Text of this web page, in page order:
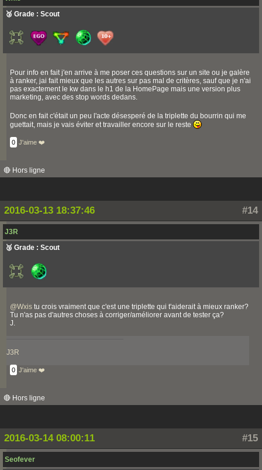
🥉 Grade : Scout
Pour info en fait j'en arrive à me poser ces questions sur un site ou je galère
à ranker, jai fait mieux que les autres sur pas mal de critères, sauf que je n'ai
pas exactement le kw dans le h1 de la HomePage mais une version plus
marketing, avec des stop words dedans.
Donc en fait c'était un peu l'acte désesperé de la triplette du bourrin qui me
guettait, mais je vais éviter et travailler encore sur le reste
0 J'aime ❤️
🔴 Hors ligne
#14
2016-03-13 18:37:46
J3R
🥉 Grade : Scout
@Wxis tu crois vraiment que c'est une triplette qui t'aiderait à mieux ranker?
Tu n'as pas d'autres choses à corriger/améliorer avant de tester ça?
J.
J3R
0 J'aime ❤️
🔴 Hors ligne
#15
2016-03-14 08:00:11
Seofever